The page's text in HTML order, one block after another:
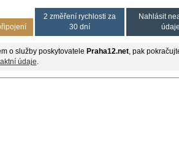
2 změření rychlosti za
30 dní
Nahlásit
údaje
o služby poskytovatele Praha12.net, pak
údaje